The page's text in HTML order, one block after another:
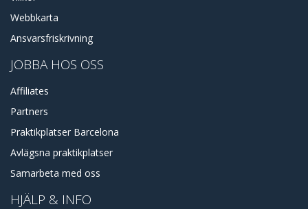
Webbkarta
Ansvarsfriskrivning
JOBBA HOS OSS
Affiliates
Partners
Praktikplatser Barcelona
Avlägsna praktikplatser
Samarbeta med oss
HJÄLP & INFO